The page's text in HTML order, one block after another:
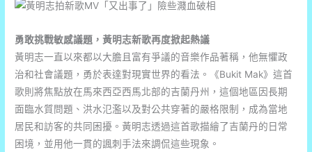
勇敢挑戰敏感議題，黃明志新歌再度掀起熱議
黃明志一直以來都以大膽且富有爭議的音樂作品著稱，他無懼政
治和社會議題，勇於表達對現實世界的看法。《Bukit Mak》這首
歌則將焦點放在馬來西亞西馬北部的吉蘭丹州，這個地區因長期
面臨水質問題、洪水氾濫以及對公共穿著的嚴格限制，成為當地
居民和訪客的共同困擾。黃明志透過這首歌描繪了吉蘭丹的日常
困境，並用他一貫的諷刺手法來調侃這些現象。